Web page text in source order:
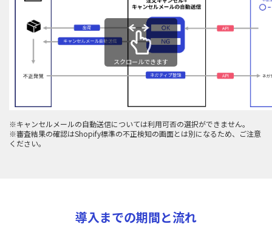
スクロールできます
※キャンセルメールの自動送信については利用可否の選択ができません。
※審査結果の確認はShopify標準の不正検知の画面とは別になるため、ご注意
ください。
導入までの期間と流れ